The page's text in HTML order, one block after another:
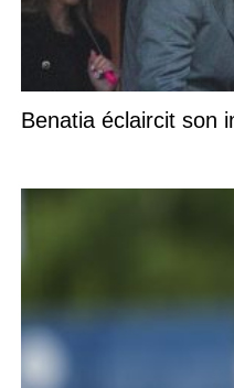
Benatia éclaircit son